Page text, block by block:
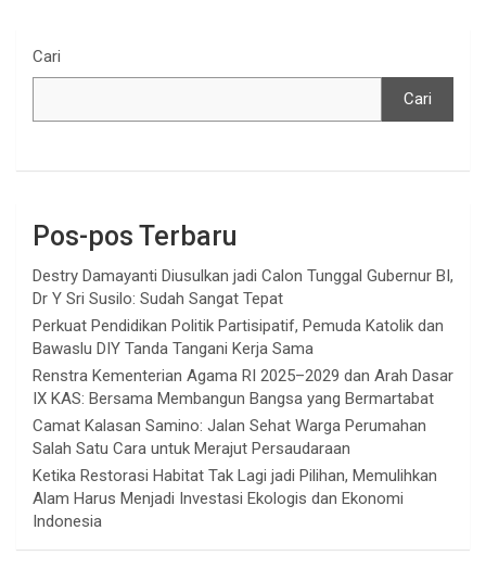
Cari
Cari
Pos-pos Terbaru
Destry Damayanti Diusulkan jadi Calon Tunggal Gubernur BI,
Dr Y Sri Susilo: Sudah Sangat Tepat
Perkuat Pendidikan Politik Partisipatif, Pemuda Katolik dan
Bawaslu DIY Tanda Tangani Kerja Sama
Renstra Kementerian Agama RI 2025–2029 dan Arah Dasar
IX KAS: Bersama Membangun Bangsa yang Bermartabat
Camat Kalasan Samino: Jalan Sehat Warga Perumahan
Salah Satu Cara untuk Merajut Persaudaraan
Ketika Restorasi Habitat Tak Lagi jadi Pilihan, Memulihkan
Alam Harus Menjadi Investasi Ekologis dan Ekonomi
Indonesia